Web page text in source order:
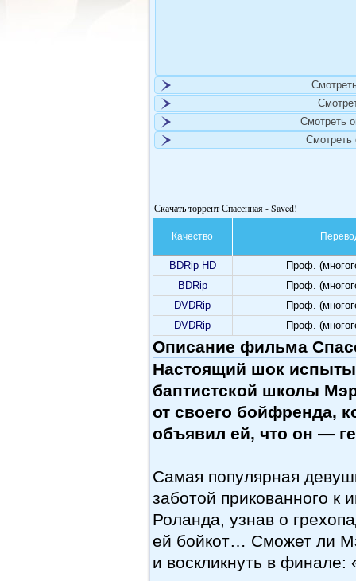
Смотреть
Смотреть
Скачать торрент Спасенная - Saved!
Качество
BDRip HD
Проф.
BDRip
Проф.
DVDRip
Проф.
DVDRip
Проф.
Описание фильма
Настоящий шок
баптистской школы
от своего бойфренда,
объявил ей, что он —
Самая популярная
заботой прикованного к
Роланда, узнав о
ей бойкот… Сможет ли
и воскликнуть в финале: